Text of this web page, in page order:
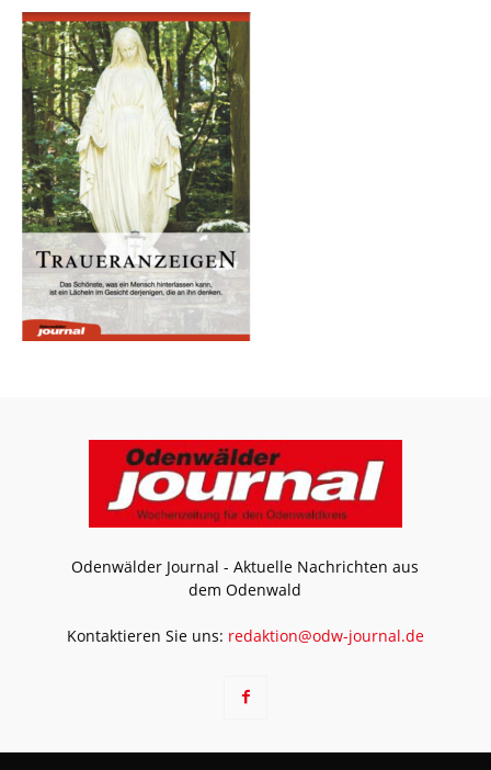
Odenwälder Journal - Aktuelle Nachrichten aus
dem Odenwald
Kontaktieren Sie uns: redaktion@odw-journal.de